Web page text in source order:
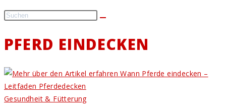
PFERD EINDECKEN
Gesundheit & Fütterung